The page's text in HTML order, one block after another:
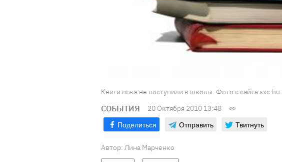
Книги пока не поступили в школы. Фото с сайта sxc.hu.
СОБЫТИЯ 20 Октября 2010 13:48
Поделиться Отправить Твитнуть
Автор: Лина Марченко